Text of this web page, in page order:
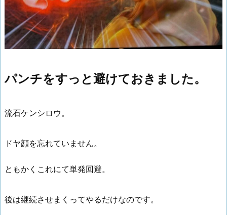
パンチをすっと避けておきました。
流石ケンシロウ。
ドヤ顔を忘れていません。
ともかくこれにて単発回避。
後は継続させまくってやるだけなのです。